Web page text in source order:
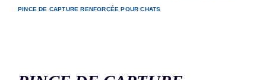
PINCE DE CAPTURE RENFORCÉE POUR CHATS